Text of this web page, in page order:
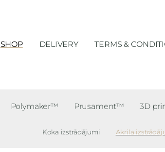
SHOP DELIVERY TERMS &
Polymaker™ Prusament™ 3D
Koka izstrādājumi Akrila